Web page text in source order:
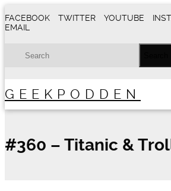
FACEBOOK TWITTER YOUTUBE
EMAIL
GEEKPODDEN
#360 – Titanic &